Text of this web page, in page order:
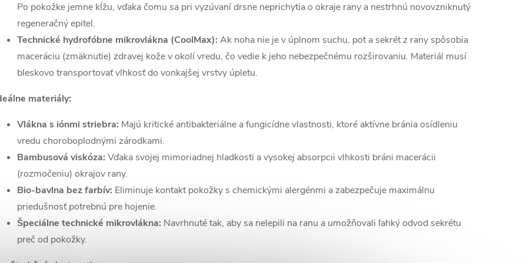
Po pokožke jemne kĺžu, vďaka čomu sa pri vyzúvaní drsne neprichytia o okraje rany a nestrhnú novovzniknutý
regeneračný epitel.
Technické hydrofóbne mikrovlákna (CoolMax): Ak noha nie je v úplnom suchu, pot a sekrét z rany spôsobia
maceráciu (zmäknutie) zdravej kože v okolí vredu, čo vedie k jeho nebezpečnému rozširovaniu. Materiál musí
bleskovo transportovať vlhkosť do vonkajšej vrstvy úpletu.
materiály:
Vlákna s iónmi striebra: Majú kritické antibakteriálne a fungicídne vlastnosti, ktoré aktívne bránia osídleniu
vredu choroboplodnými zárodkami.
Bambusová viskóza: Vďaka svojej mimoriadnej hladkosti a vysokej absorpcii vlhkosti bráni macerácii
(rozmočeniu) okrajov rany.
Bio-bavlna bez farbív: Eliminuje kontakt pokožky s chemickými alergénmi a zabezpečuje maximálnu
priedušnosť potrebnú pre hojenie.
Špeciálne technické mikrovlákna: Navrhnuté tak, aby sa nelepili na ranu a umožňovali ľahký odvod sekrétu
preč od pokožky.